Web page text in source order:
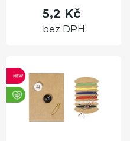
5,2 Kč
bez DPH